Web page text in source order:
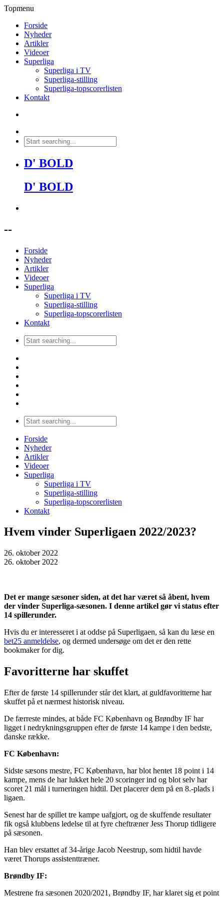
Topmenu
Forside
Nyheder
Artikler
Videoer
Superliga
Superliga i TV
Superliga-stilling
Superliga-topscorerlisten
Kontakt
D' BOLD
D' BOLD
--
Forside
Nyheder
Artikler
Videoer
Superliga
Superliga i TV
Superliga-stilling
Superliga-topscorerlisten
Kontakt
Forside
Nyheder
Artikler
Videoer
Superliga
Superliga i TV
Superliga-stilling
Superliga-topscorerlisten
Kontakt
Hvem vinder Superligaen 2022/2023?
26. oktober 2022
26. oktober 2022
Det er mange sæsoner siden, at det har været så åbent, hvem
der vinder Superliga-sæsonen. I denne artikel gør vi status efter
14 spillerunder.
Hvis du er interesseret i at oddse på Superligaen, så kan du læse en
bet25 anmeldelse, og dermed undersøge om det er den rette
bookmaker for dig.
Favoritterne har skuffet
Efter de første 14 spillerunder står det klart, at guldfavoritterne har
skuffet på et nærmest historisk niveau.
De færreste mindes, at både FC København og Brøndby IF har
ligget i nedrykningsgruppen efter de første 14 kampe i den bedste,
danske række.
FC København:
Sidste sæsons mestre, FC København, har blot hentet 18 point i 14
kampe, mens de har lukket hele 20 scoringer ind og blot selv har
scoret 21 mål i turneringen hidtil. Det placerer dem på en 8.-plads i
ligaen.
Senest har de spillet tre kampe uafgjort, og de skuffende resultater
fik også klubbens ledelse til at fyre cheftræner Jess Thorup tidligere
på sæsonen.
Han blev erstattet af 34-årige Jacob Neestrup, som hidtil havde
været Thorups assistenttræner.
Brøndby IF:
Mestrene fra sæsonen 2020/2021, Brøndby IF, har klaret sig et point